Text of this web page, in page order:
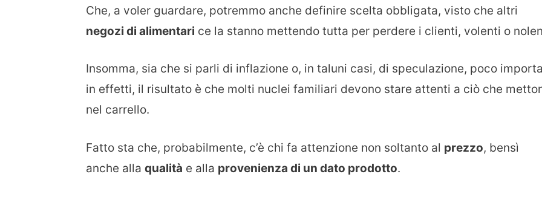
Che, a voler guardare, potremmo anche definire scelta obbligata, visto che altri
negozi di alimentari ce la stanno mettendo tutta per perdere i clienti, volenti o
Insomma, sia che si parli di inflazione o, in taluni casi, di speculazione, poco
in effetti, il risultato è che molti nuclei familiari devono stare attenti a ciò che
nel carrello.
Fatto sta che, probabilmente, c’è chi fa attenzione non soltanto al prezzo, bensì
anche alla qualità e alla provenienza di un dato prodotto.